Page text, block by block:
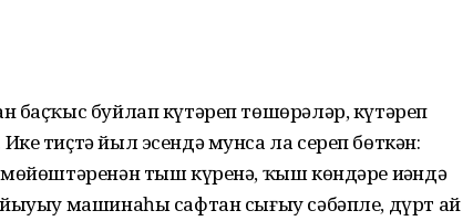
баҫҡыс буйлап күтәреп төшөрәләр, күтәреп
тиҫтә йыл эсендә мунса ла сереп бөткән:
мөйөштәренән тыш күренә, ҡыш көндәре иҙәндә
йыуыу машинаһы сафтан сығыу сәбәпле, дүрт ай